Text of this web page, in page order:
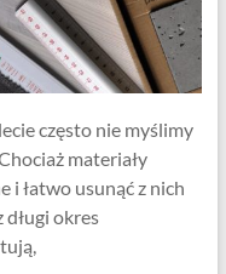
często nie myślimy
materiały
i łatwo usunąć z nich
okres